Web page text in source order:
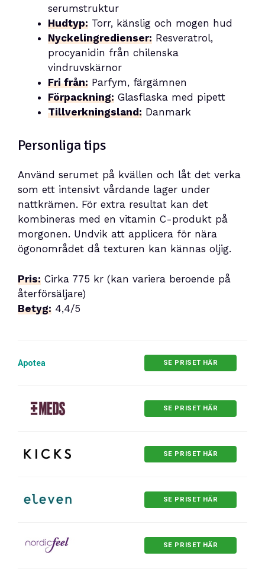
serumstruktur
Hudtyp: Torr, känslig och mogen hud
Nyckelingredienser: Resveratrol,
procyanidin från chilenska
vindruvskärnor
Fri från: Parfym, färgämnen
Förpackning: Glasflaska med pipett
Tillverkningsland: Danmark
Personliga tips
Använd serumet på kvällen och låt det verka
som ett intensivt vårdande lager under
nattkrämen. För extra resultat kan det
kombineras med en vitamin C-produkt på
morgonen. Undvik att applicera för nära
ögonområdet då texturen kan kännas oljig.
Pris: Cirka 775 kr (kan variera beroende på
återförsäljare)
Betyg: 4,4/5
Apotea SE PRISET HÄR
SE PRISET HÄR
SE PRISET HÄR
SE PRISET HÄR
SE PRISET HÄR